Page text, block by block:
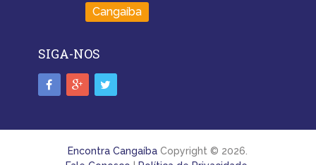
Cangaíba
SIGA-NOS
Encontra Cangaíba Copyright © 2026.